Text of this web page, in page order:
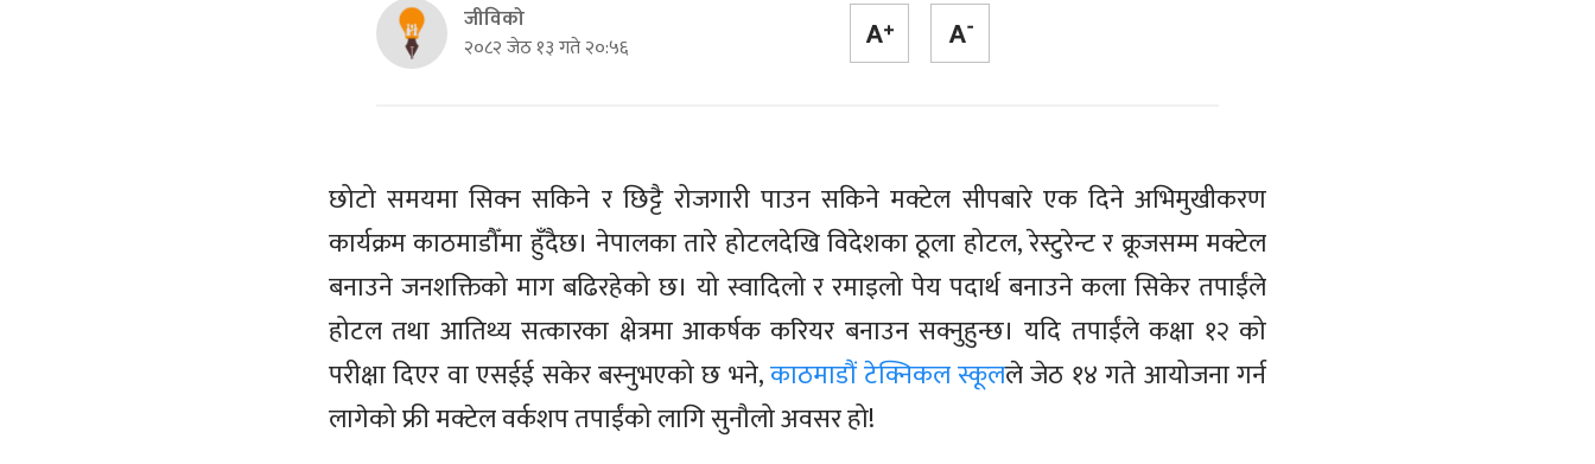
जीविको
२०८२ जेठ १३ गते २०:५६
छोटो समयमा सिक्न सकिने र छिट्टै रोजगारी पाउन सकिने मक्टेल सीपबारे एक दिने अभिमुखीकरण
कार्यक्रम काठमाडौँमा हुँदैछ। नेपालका तारे होटलदेखि विदेशका ठूला होटल, रेस्टुरेन्ट र क्रूजसम्म मक्टेल
बनाउने जनशक्तिको माग बढिरहेको छ। यो स्वादिलो र रमाइलो पेय पदार्थ बनाउने कला सिकेर तपाईंले
होटल तथा आतिथ्य सत्कारका क्षेत्रमा आकर्षक करियर बनाउन सक्नुहुन्छ। यदि तपाईंले कक्षा १२ को
परीक्षा दिएर वा एसईई सकेर बस्नुभएको छ भने,काठमाडौं टेक्निकल स्कूलले जेठ १४ गते आयोजना गर्न
लागेको फ्री मक्टेल वर्कशप तपाईंको लागि सुनौलो अवसर हो!